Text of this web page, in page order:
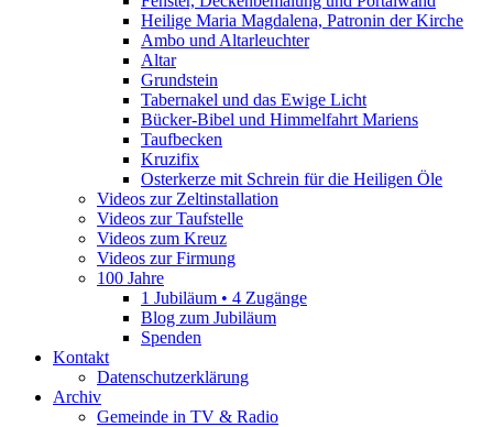
Heilige Maria Magdalena, Patronin der Kirche
Ambo und Altarleuchter
Altar
Grundstein
Tabernakel und das Ewige Licht
Bücker-Bibel und Himmelfahrt Mariens
Taufbecken
Kruzifix
Osterkerze mit Schrein für die Heiligen Öle
Videos zur Zeltinstallation
Videos zur Taufstelle
Videos zum Kreuz
Videos zur Firmung
100 Jahre
1 Jubiläum • 4 Zugänge
Blog zum Jubiläum
Spenden
Kontakt
Datenschutzerklärung
Archiv
Gemeinde in TV & Radio